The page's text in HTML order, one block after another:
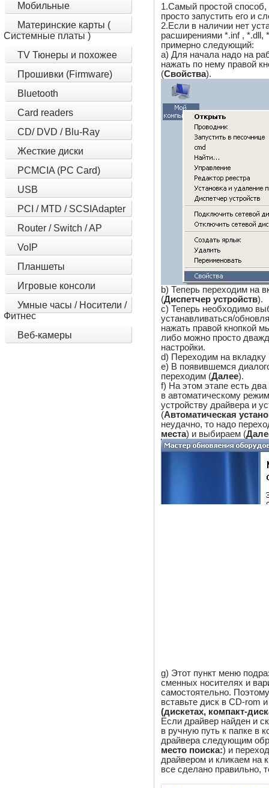
Мобильные
Материнские карты (
Системные платы )
TV Тюнеры и похожее
Прошивки (Firmware)
Bluetooth
Card readers
CD/ DVD / Blu-Ray
Жесткие диски
PCMCIA (PC Card)
USB
PCI / MTD / SCSIAdapter
Router / Switch / AP
VoIP
Планшеты
Игровые консоли
Умные часы / Носители /
Фитнес
Веб-камеры
1.Самый простой
просто запустить его и
2.Если в наличии нет
расширениями *.inf , *.dll,
примерно следующий:
a) Для начала надо на
нажать по нему правой
(Свойства).
b) Теперь переходим на
(Диспетчер устройств).
c) Теперь необходимо
устанавливаться/
нажать правой кнопкой
либо можно просто
настройки.
d) Переходим на вкладку
e) В появившемся
переходим (Далее).
f) На этом этапе есть
в автоматическому
устройству драйвера и
(Автоматическая
неудачно, то надо
места) и выбираем (
g) Этот пункт меню
сменных носителях и
самостоятельно.
вставьте диск в CD-rom
(дискетах, компакт-
Если драйвер найден и
в ручную путь к папке в
драйвера следующим
место поиска:) и
драйвером и кликаем на
все сделано правильно,